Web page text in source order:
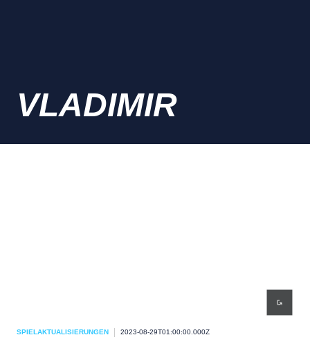
VLADIMIR
SPIELAKTUALISIERUNGEN 2023-08-29T01:00:00.000Z